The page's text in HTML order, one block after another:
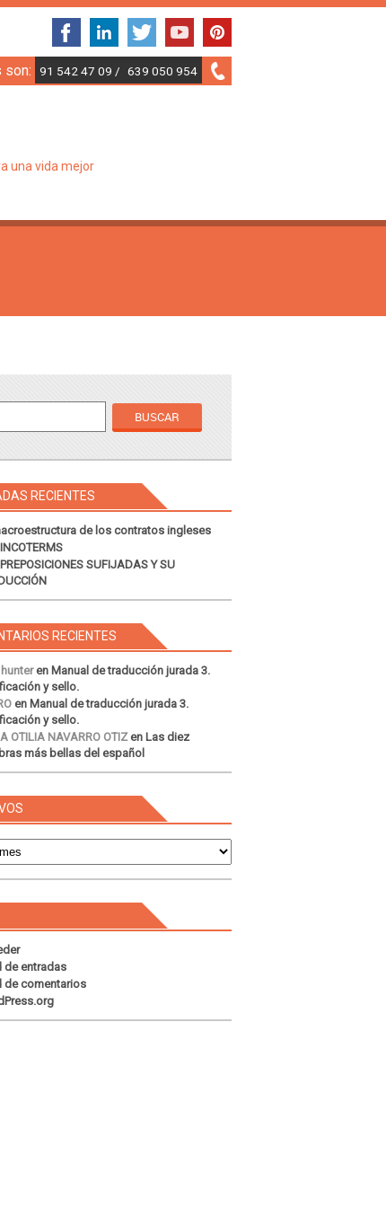
91 542 47 09 / 639 050 954
una vida mejor
RECIENTES
de los contratos ingleses
SUFIJADAS Y SU
RECIENTES
hunteren Manual de traducción jurada 3.
y sello.
en Manual de traducción jurada 3.
y sello.
OTILIA NAVARRO OTIZen Las diez
más bellas del español
de entradas
de comentarios